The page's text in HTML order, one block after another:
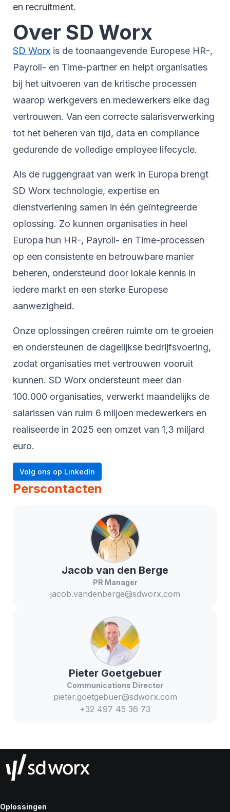
en recruitment.
Over SD Worx
SD Worx is de toonaangevende Europese HR-,
Payroll- en Time-partner en helpt organisaties
bij het uitvoeren van de kritische processen
waarop werkgevers en medewerkers elke dag
vertrouwen. Van een correcte salarisverwerking
tot het beheren van tijd, data en compliance
gedurende de volledige employee lifecycle.
Als de ruggengraat van werk in Europa brengt
SD Worx technologie, expertise en
dienstverlening samen in één geïntegreerde
oplossing. Zo kunnen organisaties in heel
Europa hun HR-, Payroll- en Time-processen
op een consistente en betrouwbare manier
beheren, ondersteund door lokale kennis in
iedere markt en een sterke Europese
aanwezigheid.
Onze oplossingen creëren ruimte om te groeien
en ondersteunen de dagelijkse bedrijfsvoering,
zodat organisaties met vertrouwen vooruit
kunnen. SD Worx ondersteunt meer dan
100.000 organisaties, verwerkt maandelijks de
salarissen van ruim 6 miljoen medewerkers en
realiseerde in 2025 een omzet van 1,3 miljard
euro.
Volg ons op LinkedIn
Perscontacten
Jacob van den Berge
PR Manager
jacob.vandenberge@sdworx.com
Pieter Goetgebuer
Communications Director
pieter.goetgebuer@sdworx.com
+32 497 45 36 73
Oplossingen